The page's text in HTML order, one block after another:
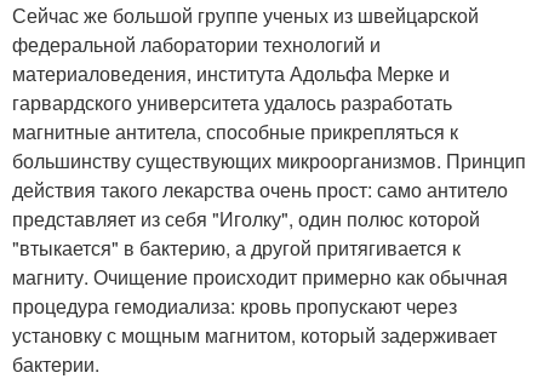
Сейчас же большой группе ученых из швейцарской
федеральной лаборатории технологий и
материаловедения, института Адольфа Мерке и
гарвардского университета удалось разработать
магнитные антитела, способные прикрепляться к
большинству существующих микроорганизмов. Принцип
действия такого лекарства очень прост: само антитело
представляет из себя "Иголку", один полюс которой
"втыкается" в бактерию, а другой притягивается к
магниту. Очищение происходит примерно как обычная
процедура гемодиализа: кровь пропускают через
установку с мощным магнитом, который задерживает
бактерии.